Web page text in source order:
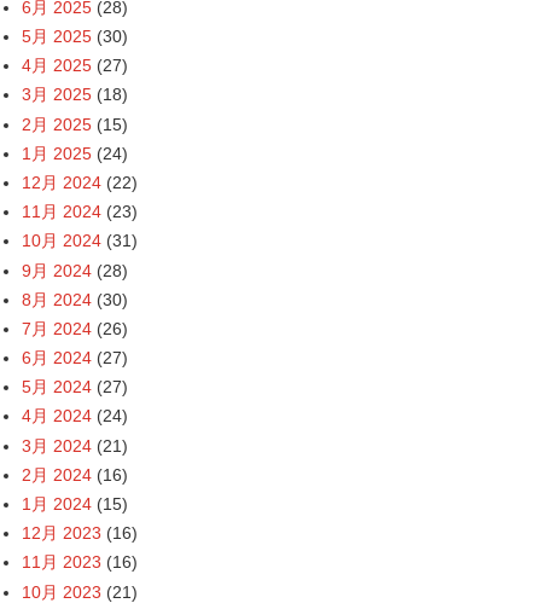
6月 2025 (28)
5月 2025 (30)
4月 2025 (27)
3月 2025 (18)
2月 2025 (15)
1月 2025 (24)
12月 2024 (22)
11月 2024 (23)
10月 2024 (31)
9月 2024 (28)
8月 2024 (30)
7月 2024 (26)
6月 2024 (27)
5月 2024 (27)
4月 2024 (24)
3月 2024 (21)
2月 2024 (16)
1月 2024 (15)
12月 2023 (16)
11月 2023 (16)
10月 2023 (21)